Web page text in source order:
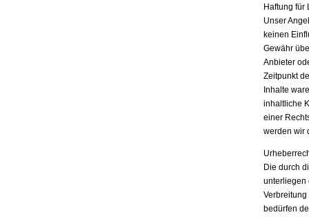
Haftung für
Unser
keinen
Gewähr
Anbieter
Zeitpunkt
Inhalte
inhaltliche
einer
werden wir
Die durch
unterliegen
bedürfen